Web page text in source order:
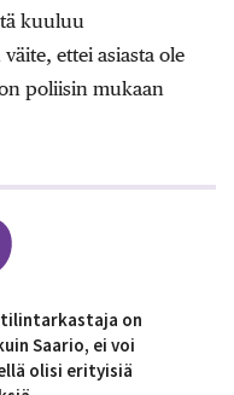
kuuluu
ettei asiasta ole
poliisin mukaan
on
Saario, ei voi
olisi erityisiä